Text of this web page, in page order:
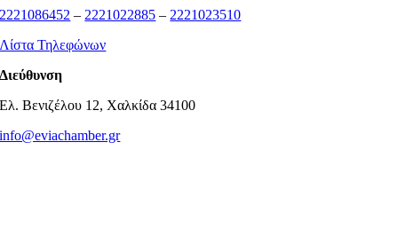
2221086452 – 2221022885 – 2221023510
Λίστα Τηλεφώνων
Διεύθυνση
Ελ. Βενιζέλου 12, Χαλκίδα 34100
info@eviachamber.gr